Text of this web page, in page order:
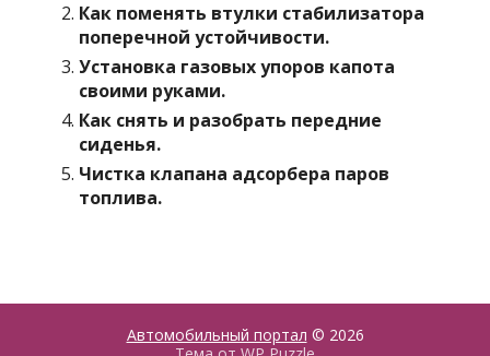
Как поменять втулки стабилизатора
поперечной устойчивости.
Установка газовых упоров капота
своими руками.
Как снять и разобрать передние
сиденья.
Чистка клапана адсорбера паров
топлива.
Автомобильный портал © 2026